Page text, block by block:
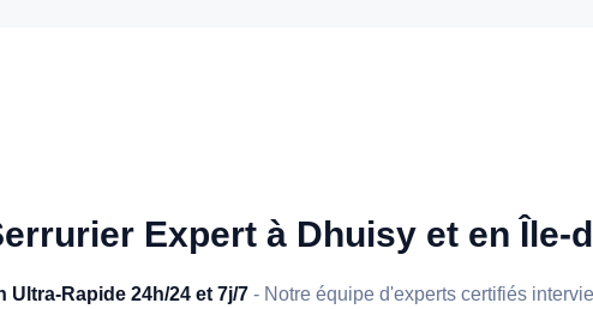
Expert à Dhuisy et en Île-
Ultra-Rapide 24h/24 et 7j/7 - Notre équipe d'experts certifiés